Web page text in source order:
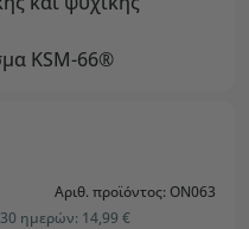
KSM-66®
Αριθ. προϊόντος: ON063
ημερών: 14,99 €